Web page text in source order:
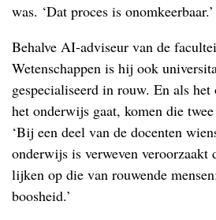
was. ‘Dat proces is onomkeerbaar.’
Behalve AI-adviseur van de
Wetenschappen is hij ook
gespecialiseerd in rouw. En als het
het onderwijs gaat, komen die
‘Bij een deel van de docenten
onderwijs is verweven veroorzaakt
lijken op die van rouwende
boosheid.’